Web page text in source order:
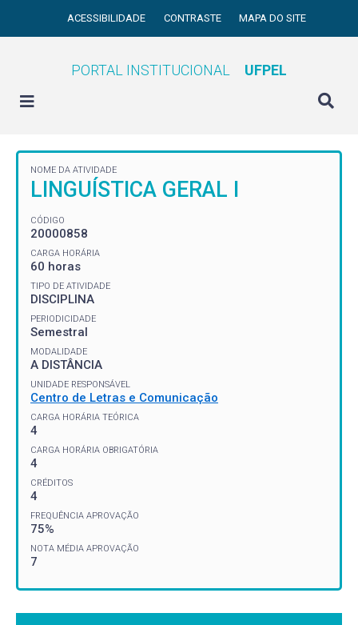
ACESSIBILIDADE CONTRASTE MAPA DO SITE
PORTAL INSTITUCIONAL UFPEL
NOME DA ATIVIDADE
LINGUÍSTICA GERAL I
CÓDIGO
20000858
CARGA HORÁRIA
60 horas
TIPO DE ATIVIDADE
DISCIPLINA
PERIODICIDADE
Semestral
MODALIDADE
A DISTÂNCIA
UNIDADE RESPONSÁVEL
Centro de Letras e Comunicação
CARGA HORÁRIA TEÓRICA
4
CARGA HORÁRIA OBRIGATÓRIA
4
CRÉDITOS
4
FREQUÊNCIA APROVAÇÃO
75%
NOTA MÉDIA APROVAÇÃO
7